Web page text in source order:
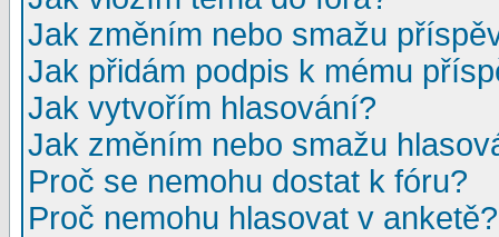
Jak změním nebo smažu
Jak přidám podpis k mému
Jak vytvořím hlasování?
Jak změním nebo smažu
Proč se nemohu dostat k fóru?
Proč nemohu hlasovat v anketě?